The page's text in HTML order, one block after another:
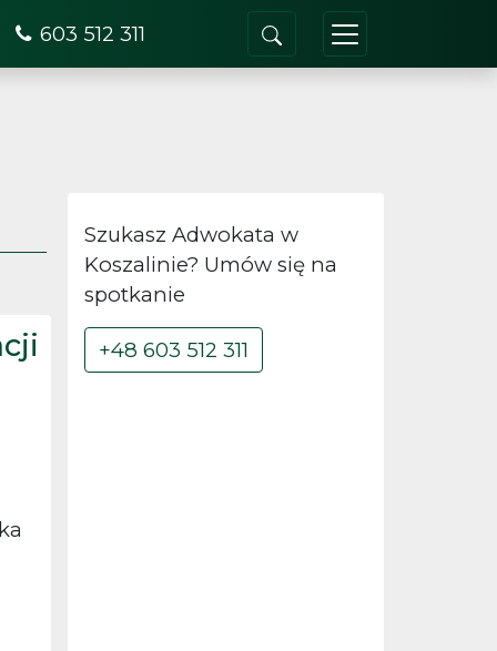
603 512 311
Szukasz Adwokata w
Koszalinie? Umów się na
spotkanie
+48 603 512 311